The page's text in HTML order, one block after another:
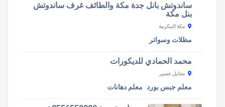
ساندوتش بانل جدة مكة والطائف غرف ساندوتش
بنل مكة
مكة المكرمة
مظلات وسواتر
محمد الحمادي للديكورات
محايل عسير
معلم جبس بورد معلم دهانات